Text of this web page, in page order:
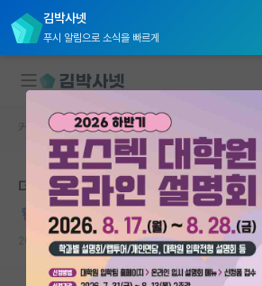
김박사넷
푸시 알림으로 소식을 빠르게
대학원생 모집
국내대학원 정보
연구실&오픈랩
커뮤니티
커뮤니티 홈 자유 게시판(아무개랩)
더 나은 교수님을 찾아 떠나려고 합니다.
깜찍한 헤르만 헤세
2022.09.14 35 55357